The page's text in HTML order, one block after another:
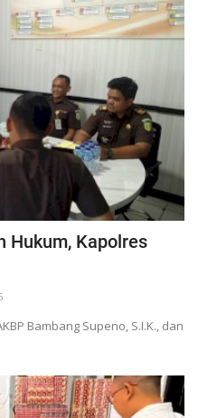
Hukum, Kapolres
Bambang Supeno, S.I.K., dan